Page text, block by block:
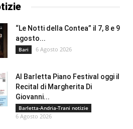
“Le Notti della Contea” il 7, 8 e 9
agosto...
Bari 6 Agosto 2026
Al Barletta Piano Festival oggi il
Recital di Margherita Di
Giovanni...
Barletta-Andria-Trani notizie
6 Agosto 2026